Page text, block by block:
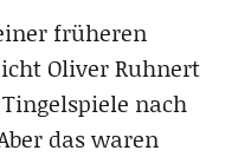
früheren
Oliver Ruhnert
nach
das waren